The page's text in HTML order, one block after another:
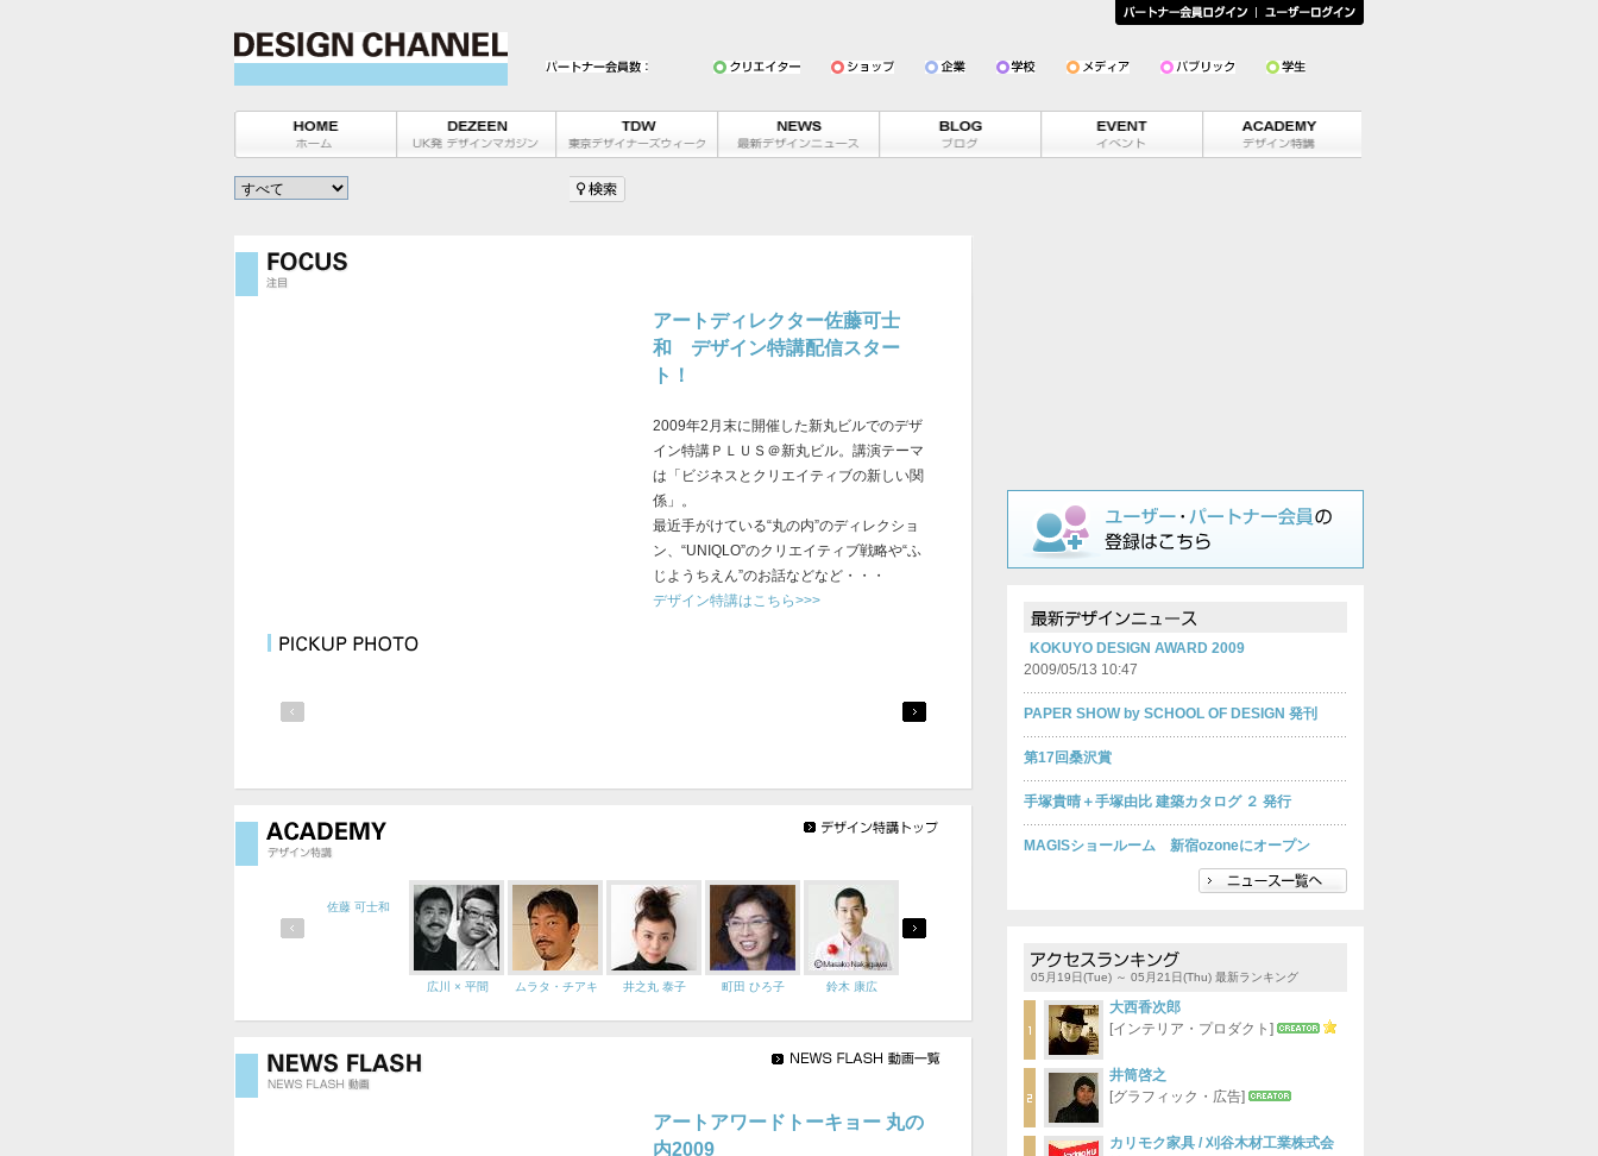
アートディレクター佐藤可士
和 デザイン特講配信スター
ト！
2009年2月末に開催した新丸ビルでのデザ
イン特講ＰＬＵＳ＠新丸ビル。講演テーマ
は「ビジネスとクリエイティブの新しい関
係」。
最近手がけている“丸の内”のディレクショ
ン、“UNIQLO”のクリエイティブ戦略や“ふ
じようちえん”のお話などなど・・・
デザイン特講はこちら>>>
佐藤 可士和
広川 × 平間 ムラタ・チアキ 井之丸 泰子 町田 ひろ子 鈴木 康広 内山 光司 佐野 研二郎 中村 史郎
アートアワードトーキョー 丸の
内2009
KOKUYO DESIGN AWARD 2009
2009/05/13 10:47
PAPER SHOW by SCHOOL OF DESIGN 発刊
第17回桑沢賞
手塚貴晴＋手塚由比 建築カタログ ２ 発行
MAGISショールーム 新宿ozoneにオープン
05月19日(Tue) ～ 05月21日(Thu) 最新ランキング
大西香次郎
[インテリア・プロダクト]
井筒啓之
[グラフィック・広告]
カリモク家具 / 刈谷木材工業株式会